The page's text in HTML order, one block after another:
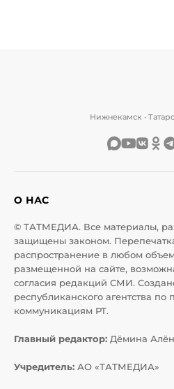
Нижнекамск •
О НАС
© ТАТМЕДИА. Все материалы,
защищены законом.
распространение в любом
размещенной на сайте,
согласия редакций СМИ.
республиканского агентства по
коммуникациям РТ.
Главный редактор: Дёмина
Учредитель: АО «ТАТМЕДИА»